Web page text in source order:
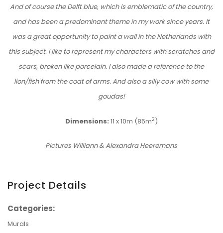
And of course the Delft blue, which is emblematic of the country,
and has been a predominant theme in my work since years. It
was a great opportunity to paint a wall in the Netherlands with
this subject. I like to represent my characters with scratches and
scars, broken like porcelain. I also made a reference to the
lion/fish from the coat of arms.And also a silly cow with some
goudas!
Dimensions: 11 x 10m (85m2)
Pictures Williann & Alexandra Heeremans
Project Details
Categories:
Murals